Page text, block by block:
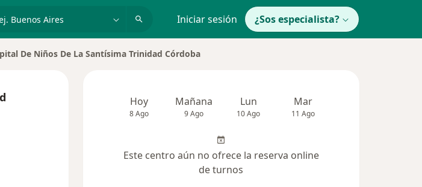
Iniciar sesión ¿Sos especialista?
ciudad
De Niños De La Santísima Trinidad Córdoba
Hoy
8 Ago
Mañana
9 Ago
Lun
10 Ago
Mar
11 Ago
Este centro aún no ofrece la reserva online
de turnos